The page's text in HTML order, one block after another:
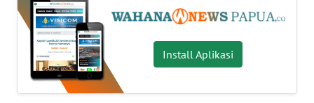
Install Aplikasi
WN
LAMPUNG
WN
JATENG